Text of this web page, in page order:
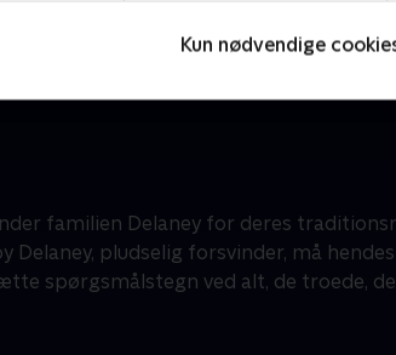
Kun nødvendige
familien Delaney for deres
Delaney, pludselig forsvinder, må
spørgsmålstegn ved alt, de troede,